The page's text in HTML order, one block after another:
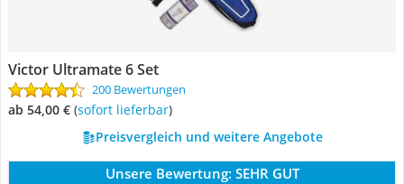
Victor Ultramate 6 Set
200 Bewertungen
ab 54,00 € ( Sofort lieferbar)
Preisvergleich und weitere Angebote
Unsere Bewertung: SEHR GUT